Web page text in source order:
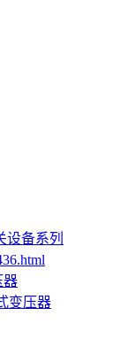
设备系列
器
变压器